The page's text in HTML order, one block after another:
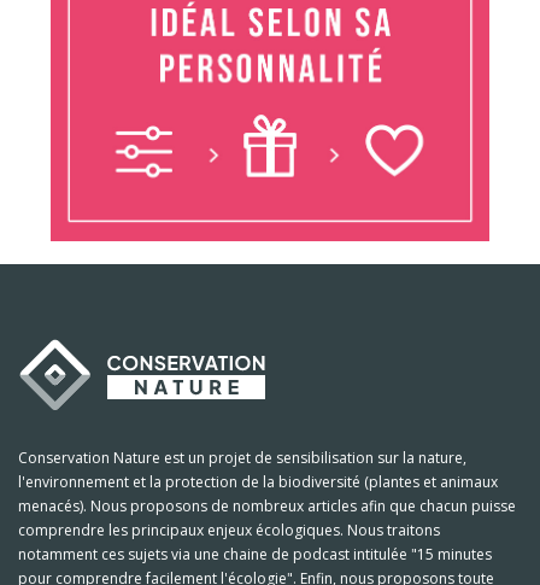
Conservation Nature est un projet de sensibilisation sur la nature,
l'environnement et la protection de la biodiversité (plantes et animaux
menacés). Nous proposons de nombreux articles afin que chacun puisse
comprendre les principaux enjeux écologiques. Nous traitons
notamment ces sujets via une chaine de podcast intitulée "15 minutes
pour comprendre facilement l'écologie". Enfin, nous proposons toute